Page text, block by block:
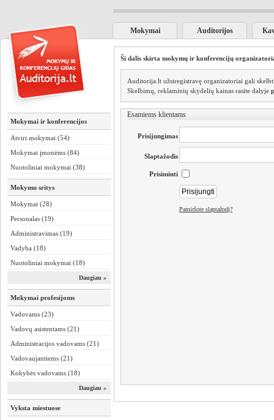
Mokymai Auditorijos
Mokymai ir konferencijos
Atviri mokymai (54)
Mokymai įmonėms (84)
Nuotoliniai mokymai (38)
Mokymu sritys
Mokymai (28)
Personalas (19)
Administravimas (19)
Vadyba (18)
Nuotoliniai mokymai (18)
Daugiau »
Mokymai profesijoms
Vadovams (23)
Vadovų asistentams (21)
Administracijos vadovams (21)
Vadovaujantiems (21)
Kokybės vadovams (18)
Daugiau »
Vyksta miestuose
Ši dalis skirta mokymų ir konferencijų
Auditorija.lt užsiregistravę organizatoriai gali
Skelbimų, reklaminių skydelių kainas rasite dalyje
Esamiems klientams
Prisijungimas
Slaptažodis
Prisiminti
Pamiršote slaptažodį?